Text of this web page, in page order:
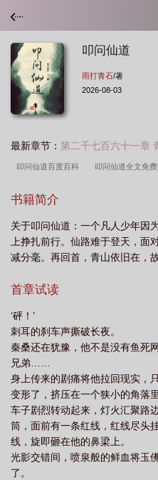
叩问仙道
雨打青石/著
2026-08-03
最新章节： 第二千七百六十一章
叩问仙道百度百科 叩问仙道全文免
绍 叩问仙道地图
道好看吗 叩问仙道TXT奇书网 叩
仙道笔趣阁无错 叩问仙道几个女主
历 叩问仙道免费阅读
书籍简介
关于叩问仙道：一个凡人少年因
上挣扎前行。仙路难于登天，面
减分毫。再回首，青山依旧在，
首章试读
‘砰！’
刺耳的刹车声撕破长夜。
秦桑还在犹豫，他不是没有鱼死
兄弟……
身上传来的剧痛将他拉回现实，
变形了，挤压在一个狭小的角落
车子剧烈转动起来，灯火汇聚路
筒，面前有一条红线，红线尽头
线，旋即砸在他的鼻梁上。
光影交错间，喷泉般的鲜血将玉
了。